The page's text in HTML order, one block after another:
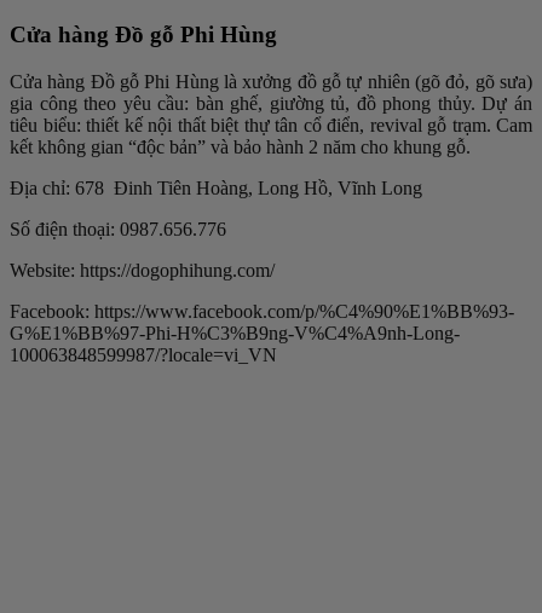
Cửa hàng Đồ gỗ Phi Hùng
Cửa hàng Đồ gỗ Phi Hùng là xưởng đồ gỗ tự nhiên (gõ đỏ, gõ sưa)
gia công theo yêu cầu: bàn ghế, giường tủ, đồ phong thủy. Dự án
tiêu biểu: thiết kế nội thất biệt thự tân cổ điển, revival gỗ trạm. Cam
kết không gian “độc bản” và bảo hành 2 năm cho khung gỗ.
Địa chỉ: 678 Đinh Tiên Hoàng, Long Hồ, Vĩnh Long
Số điện thoại: 0987.656.776
Website: https://dogophihung.com/
Facebook: https://www.facebook.com/p/%C4%90%E1%BB%93-
G%E1%BB%97-Phi-H%C3%B9ng-V%C4%A9nh-Long-
100063848599987/?locale=vi_VN